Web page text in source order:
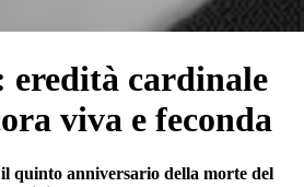
eredità cardinale
viva e feconda
quinto anniversario della morte del